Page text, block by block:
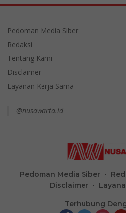
Pedoman Media Siber
Redaksi
Tentang Kami
Disclaimer
Layanan Kerja Sama
@nusawarta.id
Pedoman Media Siber
Disclaimer
Terhubung